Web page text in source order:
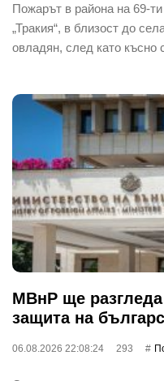
Пожарът в района на 69-
„Тракия“, в близост до
овладян, след като
МВнР ще
защита на
06.08.2026 22:08:24 293